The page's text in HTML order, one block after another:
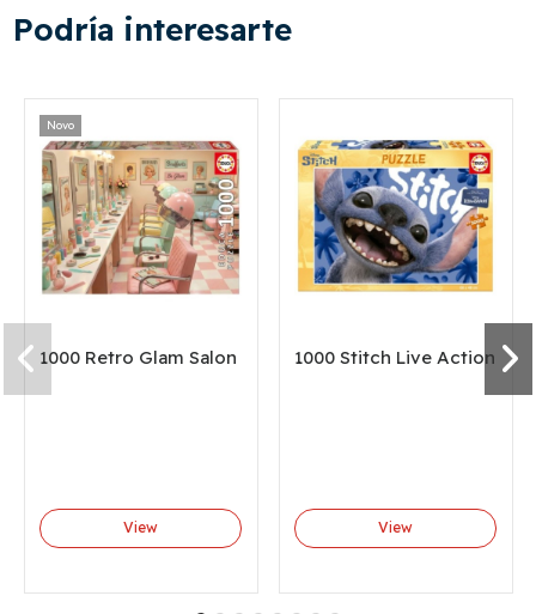
Podría interesarte
Novo
1000 Retro Glam Salon
View
1000 Stitch Live Action
View